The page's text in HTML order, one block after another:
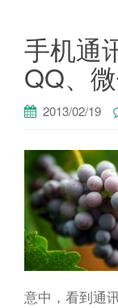
手机通
QQ、
2013/02/19
意中，看到通